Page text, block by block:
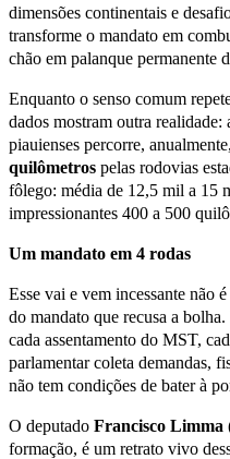
dimensões continentais e
transforme o mandato em
chão em palanque permanente
Enquanto o senso comum
dados mostram outra realidade:
piauienses percorre,
quilômetros pelas rodovias
fôlego: média de 12,5 mil a 15
impressionantes 400 a 500
Um mandato em 4 rodas
Esse vai e vem incessante não
do mandato que recusa a
cada assentamento do MST,
parlamentar coleta demandas,
não tem condições de bater à
O deputado Francisco Limma
formação, é um retrato vivo